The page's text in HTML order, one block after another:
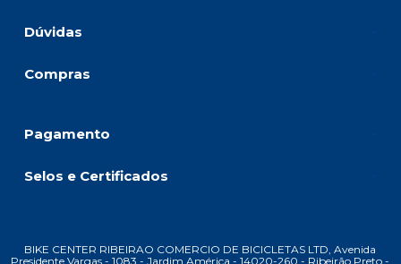
Dúvidas
Compras
Pagamento
Selos e Certificados
BIKE CENTER RIBEIRAO COMERCIO DE BICICLETAS LTD, Avenida
Presidente Vargas - 1083 - Jardim América - 14020-260 - Ribeirão Preto -